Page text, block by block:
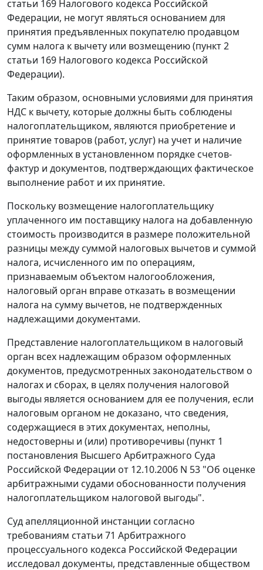
статьи 169 Налогового кодекса Российской
Федерации, не могут являться основанием для
принятия предъявленных покупателю продавцом
сумм налога к вычету или возмещению (пункт 2
статьи 169 Налогового кодекса Российской
Федерации).
Таким образом, основными условиями для принятия
НДС к вычету, которые должны быть соблюдены
налогоплательщиком, являются приобретение и
принятие товаров (работ, услуг) на учет и наличие
оформленных в установленном порядке счетов-
фактур и документов, подтверждающих фактическое
выполнение работ и их принятие.
Поскольку возмещение налогоплательщику
уплаченного им поставщику налога на добавленную
стоимость производится в размере положительной
разницы между суммой налоговых вычетов и суммой
налога, исчисленного им по операциям,
признаваемым объектом налогообложения,
налоговый орган вправе отказать в возмещении
налога на сумму вычетов, не подтвержденных
надлежащими документами.
Представление налогоплательщиком в налоговый
орган всех надлежащим образом оформленных
документов, предусмотренных законодательством о
налогах и сборах, в целях получения налоговой
выгоды является основанием для ее получения, если
налоговым органом не доказано, что сведения,
содержащиеся в этих документах, неполны,
недостоверны и (или) противоречивы (пункт 1
постановления Высшего Арбитражного Суда
Российской Федерации от 12.10.2006 N 53 "Об оценке
арбитражными судами обоснованности получения
налогоплательщиком налоговой выгоды".
Суд апелляционной инстанции согласно
требованиям статьи 71 Арбитражного
процессуального кодекса Российской Федерации
исследовал документы, представленные обществом